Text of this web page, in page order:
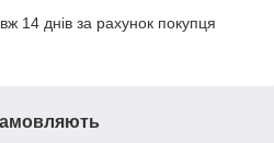
14 днів за рахунок покупця